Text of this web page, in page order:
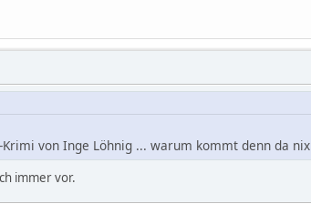
von Inge Löhnig ... warum kommt denn da nix
immer vor.